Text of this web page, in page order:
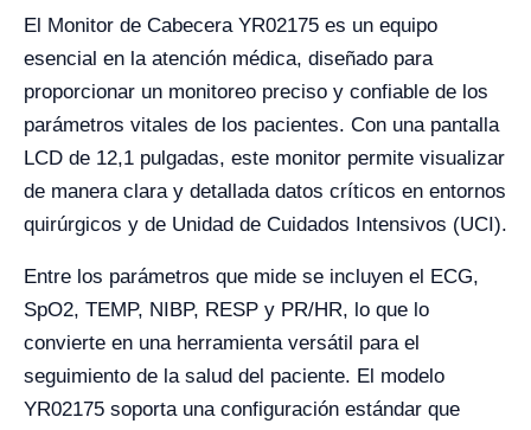
El Monitor de Cabecera YR02175 es un equipo
esencial en la atención médica, diseñado para
proporcionar un monitoreo preciso y confiable de los
parámetros vitales de los pacientes. Con una pantalla
LCD de 12,1 pulgadas, este monitor permite visualizar
de manera clara y detallada datos críticos en entornos
quirúrgicos y de Unidad de Cuidados Intensivos (UCI).
Entre los parámetros que mide se incluyen el ECG,
SpO2, TEMP, NIBP, RESP y PR/HR, lo que lo
convierte en una herramienta versátil para el
seguimiento de la salud del paciente. El modelo
YR02175 soporta una configuración estándar que